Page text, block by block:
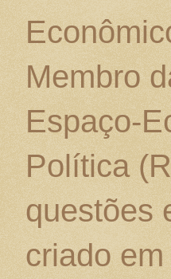
Membro
Espaço-
Política
questões
criado